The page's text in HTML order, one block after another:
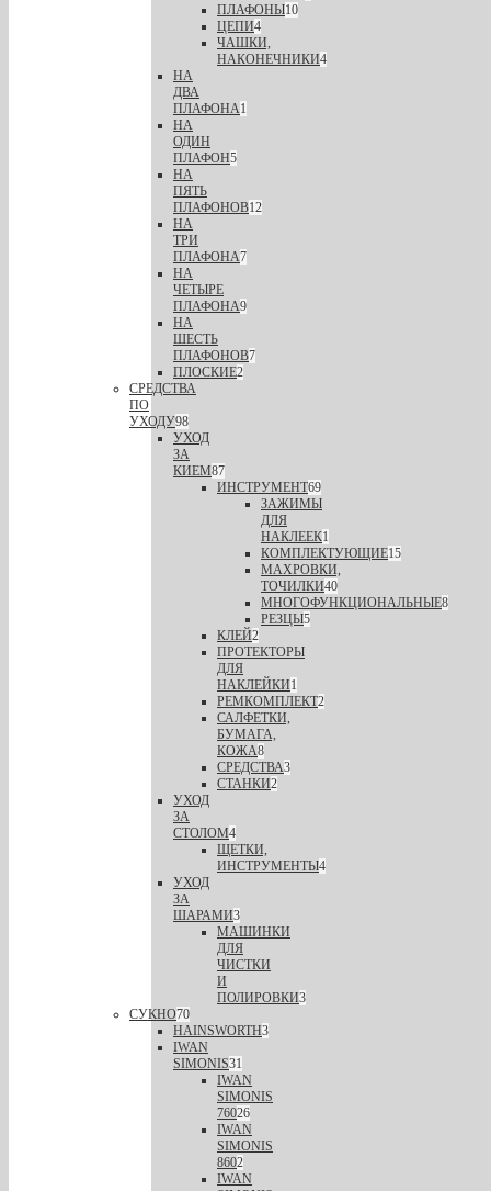
ПЛАФОНЫ10
ЦЕПИ4
ЧАШКИ,
НАКОНЕЧНИКИ4
НА
ДВА
ПЛАФОНА1
НА
ОДИН
ПЛАФОН5
НА
ПЯТЬ
ПЛАФОНОВ12
НА
ТРИ
ПЛАФОНА7
НА
ЧЕТЫРЕ
ПЛАФОНА9
НА
ШЕСТЬ
ПЛАФОНОВ7
ПЛОСКИЕ2
СРЕДСТВА
ПО
УХОДУ98
УХОД
ЗА
КИЕМ87
ИНСТРУМЕНТ69
ЗАЖИМЫ
ДЛЯ
НАКЛЕЕК1
КОМПЛЕКТУЮЩИЕ15
МАХРОВКИ,
ТОЧИЛКИ40
МНОГОФУНКЦИОНАЛЬНЫЕ8
РЕЗЦЫ5
КЛЕЙ2
ПРОТЕКТОРЫ
ДЛЯ
НАКЛЕЙКИ1
РЕМКОМПЛЕКТ2
САЛФЕТКИ,
БУМАГА,
КОЖА8
СРЕДСТВА3
СТАНКИ2
УХОД
ЗА
СТОЛОМ4
ЩЕТКИ,
ИНСТРУМЕНТЫ4
УХОД
ЗА
ШАРАМИ3
МАШИНКИ
ДЛЯ
ЧИСТКИ
И
ПОЛИРОВКИ3
СУКНО70
HAINSWORTH3
IWAN
SIMONIS31
IWAN
SIMONIS
76026
IWAN
SIMONIS
8602
IWAN